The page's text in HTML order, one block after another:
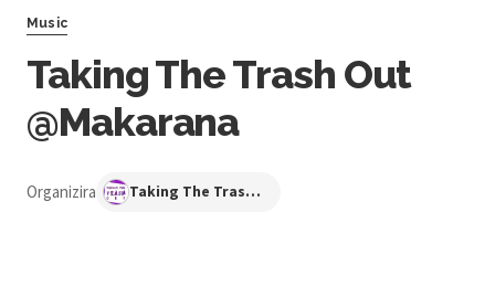
Music
Taking The Trash Out
@Makarana
Organizira Taking The Trash Out